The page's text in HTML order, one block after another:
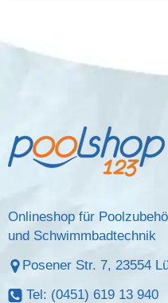
Onlineshop für
und Schwimmbadtechnik
Posener Str. 7, 23554
Tel: (0451) 619 13 940